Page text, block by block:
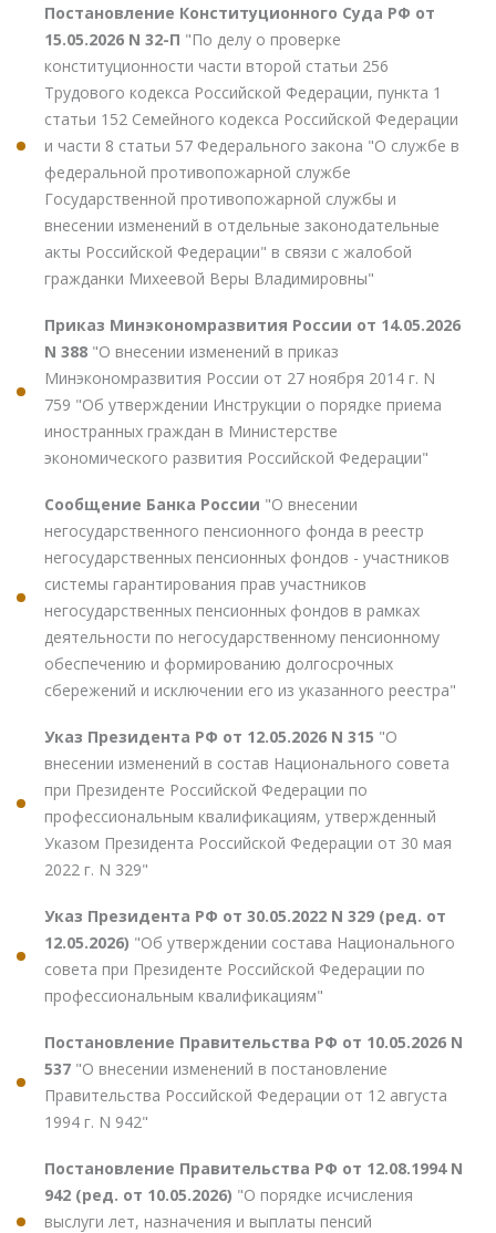
Постановление Конституционного Суда РФ от
15.05.2026 N 32-П "По делу о проверке
конституционности части второй статьи 256
Трудового кодекса Российской Федерации, пункта 1
статьи 152 Семейного кодекса Российской Федерации
и части 8 статьи 57 Федерального закона "О службе в
федеральной противопожарной службе
Государственной противопожарной службы и
внесении изменений в отдельные законодательные
акты Российской Федерации" в связи с жалобой
гражданки Михеевой Веры Владимировны"
Приказ Минэкономразвития России от 14.05.2026
N 388 "О внесении изменений в приказ
Минэкономразвития России от 27 ноября 2014 г. N
759 "Об утверждении Инструкции о порядке приема
иностранных граждан в Министерстве
экономического развития Российской Федерации"
Сообщение Банка России "О внесении
негосударственного пенсионного фонда в реестр
негосударственных пенсионных фондов - участников
системы гарантирования прав участников
негосударственных пенсионных фондов в рамках
деятельности по негосударственному пенсионному
обеспечению и формированию долгосрочных
сбережений и исключении его из указанного реестра"
Указ Президента РФ от 12.05.2026 N 315 "О
внесении изменений в состав Национального совета
при Президенте Российской Федерации по
профессиональным квалификациям, утвержденный
Указом Президента Российской Федерации от 30 мая
2022 г. N 329"
Указ Президента РФ от 30.05.2022 N 329 (ред. от
12.05.2026) "Об утверждении состава Национального
совета при Президенте Российской Федерации по
профессиональным квалификациям"
Постановление Правительства РФ от 10.05.2026 N
537 "О внесении изменений в постановление
Правительства Российской Федерации от 12 августа
1994 г. N 942"
Постановление Правительства РФ от 12.08.1994 N
942 (ред. от 10.05.2026) "О порядке исчисления
выслуги лет, назначения и выплаты пенсий